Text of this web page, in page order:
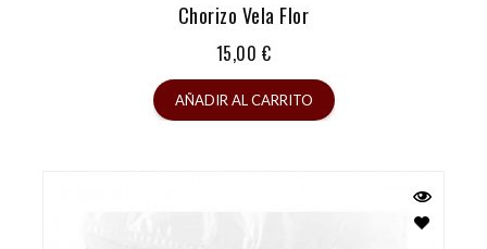
Chorizo Vela Flor
Precio
15,00 €
AÑADIR AL CARRITO